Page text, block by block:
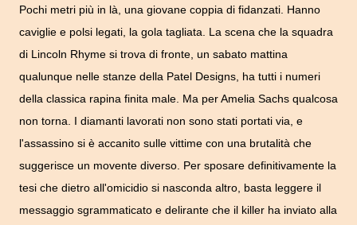
Pochi metri più in là, una giovane coppia di fidanzati. Hanno
caviglie e polsi legati, la gola tagliata. La scena che la squadra
di Lincoln Rhyme si trova di fronte, un sabato mattina
qualunque nelle stanze della Patel Designs, ha tutti i numeri
della classica rapina finita male. Ma per Amelia Sachs qualcosa
non torna. I diamanti lavorati non sono stati portati via, e
l'assassino si è accanito sulle vittime con una brutalità che
suggerisce un movente diverso. Per sposare definitivamente la
tesi che dietro all'omicidio si nasconda altro, basta leggere il
messaggio sgrammaticato e delirante che il killer ha inviato alla